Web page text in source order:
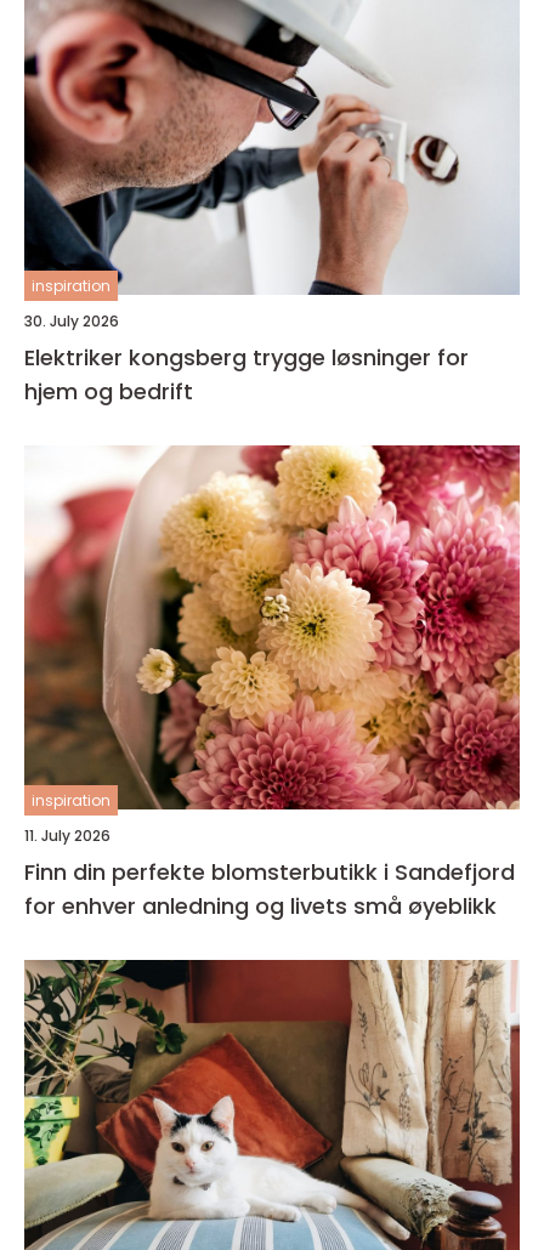
inspiration
30. July 2026
Elektriker kongsberg trygge løsninger for
hjem og bedrift
inspiration
11. July 2026
Finn din perfekte blomsterbutikk i Sandefjord
for enhver anledning og livets små øyeblikk